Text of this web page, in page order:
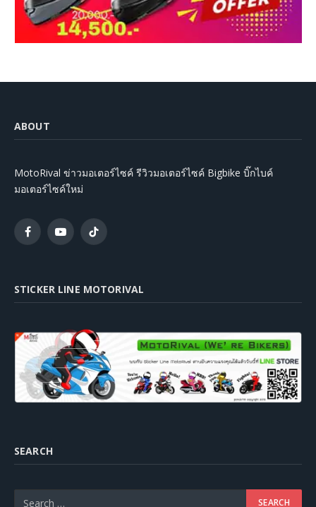
ABOUT
MotoRival ข่าวมอเตอร์ไซค์ รีวิวมอเตอร์ไซค์ Bigbike บิ๊กไบค์
มอเตอร์ไซค์ใหม่
FacebookYouTubeTikTok
STICKER LINE MOTORIVAL
SEARCH